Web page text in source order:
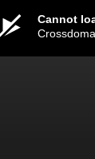
Cannot